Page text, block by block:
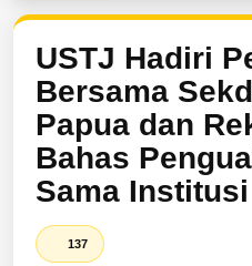
USTJ Hadiri
Bersama
Papua dan
Bahas
Sama Institusi
137